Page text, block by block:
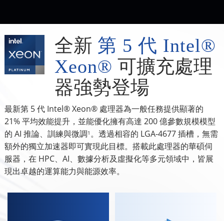
全新 第 5 代 Intel®
Xeon® 可擴充處理
器強勢登場
最新第 5 代 Intel® Xeon® 處理器為一般任務提供顯著的
21% 平均效能提升，並能優化擁有高達 200 億參數規模模型
的 AI 推論、訓練與微調1 。透過相容的 LGA-4677 插槽，無需
額外的獨立加速器即可實現此目標。搭載此處理器的華碩伺
服器，在 HPC、AI、數據分析及虛擬化等多元領域中，皆展
現出卓越的運算能力與能源效率。